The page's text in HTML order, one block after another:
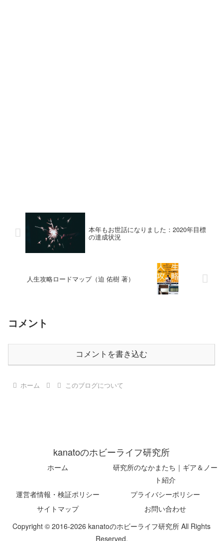
本年もお世話になりました：2020年目標
の達成状況
人生攻略ロードマップ（迫 佑樹 著）
コメント
コメントを書き込む
ホーム このブログについて
kanatoのホビーライフ研究所
ホーム
研究所のなかまたち｜ギア＆ノー
ト紹介
運営者情報・検証ポリシー
プライバシーポリシー
サイトマップ
お問い合わせ
Copyright © 2016-2026 kanatoのホビーライフ研究所 All Rights
Reserved.